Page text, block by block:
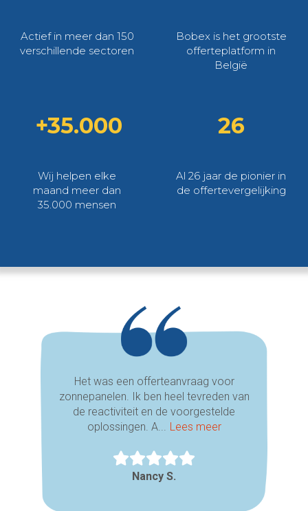
Actief in meer dan 150
verschillende sectoren
Bobex is het grootste
offerteplatform in
België
+35.000
Wij helpen elke
maand meer dan
35.000 mensen
26
Al 26 jaar de pionier in
de offertevergelijking
Het was een offerteanvraag voor
zonnepanelen. Ik ben heel tevreden van
de reactiviteit en de voorgestelde
oplossingen. A...
Lees meer
Nancy S.